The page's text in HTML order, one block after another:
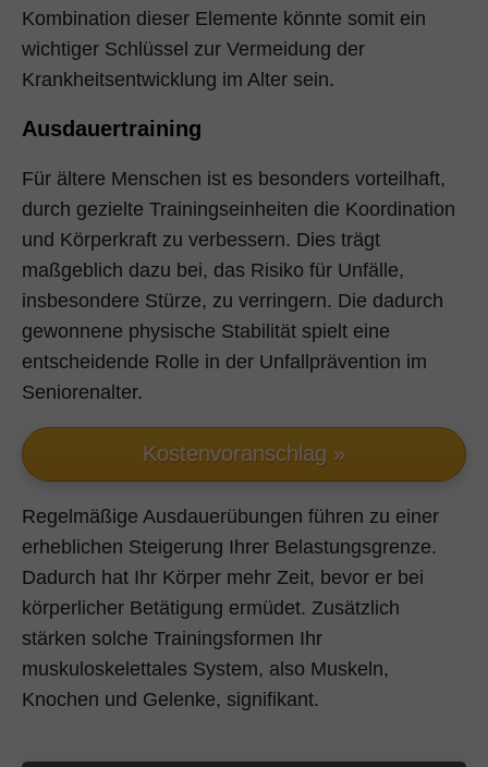
Kombination dieser Elemente könnte somit ein
wichtiger Schlüssel zur Vermeidung der
Krankheitsentwicklung im Alter sein.
Ausdauertraining
Für ältere Menschen ist es besonders vorteilhaft,
durch gezielte Trainingseinheiten die Koordination
und Körperkraft zu verbessern. Dies trägt
maßgeblich dazu bei, das Risiko für Unfälle,
insbesondere Stürze, zu verringern. Die dadurch
gewonnene physische Stabilität spielt eine
entscheidende Rolle in der Unfallprävention im
Seniorenalter.
Kostenvoranschlag »
Regelmäßige Ausdauerübungen führen zu einer
erheblichen Steigerung Ihrer Belastungsgrenze.
Dadurch hat Ihr Körper mehr Zeit, bevor er bei
körperlicher Betätigung ermüdet. Zusätzlich
stärken solche Trainingsformen Ihr
muskuloskelettales System, also Muskeln,
Knochen und Gelenke, signifikant.